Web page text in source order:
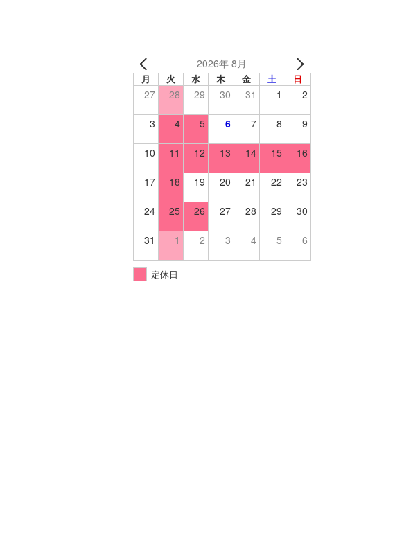
2026年 8月
月 火 水 木 金 土 日
27 28 29 30 31 1 2
3 4 5 6 7 8 9
10 11 12 13 14 15 16
17 18 19 20 21 22 23
24 25 26 27 28 29 30
31 1 2 3 4 5 6
定休日